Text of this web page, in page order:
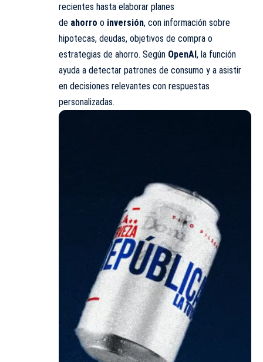
recientes hasta elaborar planes
de ahorro o inversión, con información sobre
hipotecas, deudas, objetivos de compra o
estrategias de ahorro. Según OpenAI, la función
ayuda a detectar patrones de consumo y a asistir
en decisiones relevantes con respuestas
personalizadas.